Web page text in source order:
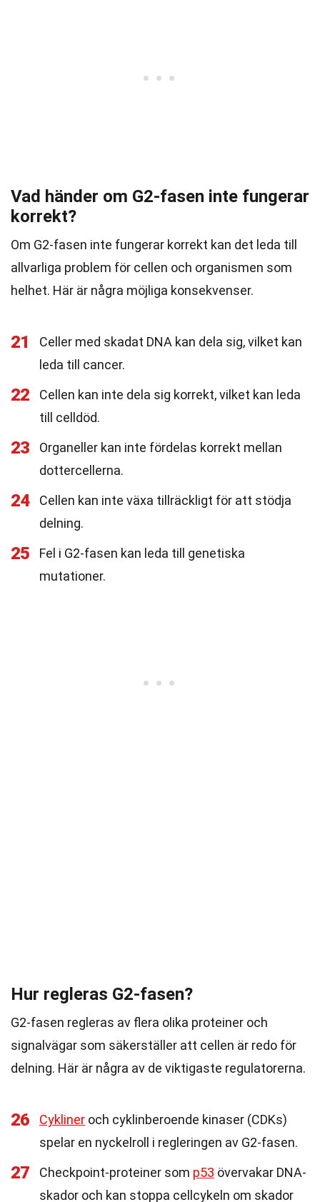
Vad händer om G2-fasen inte fungerar
korrekt?
Om G2-fasen inte fungerar korrekt kan det leda till
allvarliga problem för cellen och organismen som
helhet. Här är några möjliga konsekvenser.
21
Celler med skadat DNA kan dela sig, vilket kan
leda till cancer.
22
Cellen kan inte dela sig korrekt, vilket kan leda
till celldöd.
23
Organeller kan inte fördelas korrekt mellan
dottercellerna.
24
Cellen kan inte växa tillräckligt för att stödja
delning.
25
Fel i G2-fasen kan leda till genetiska
mutationer.
Hur regleras G2-fasen?
G2-fasen regleras av flera olika proteiner och
signalvägar som säkerställer att cellen är redo för
delning. Här är några av de viktigaste regulatorerna.
26 Cykliner och cyklinberoende kinaser (CDKs)
spelar en nyckelroll i regleringen av G2-fasen.
27 Checkpoint-proteiner som p53 övervakar DNA-
skador och kan stoppa cellcykeln om skador